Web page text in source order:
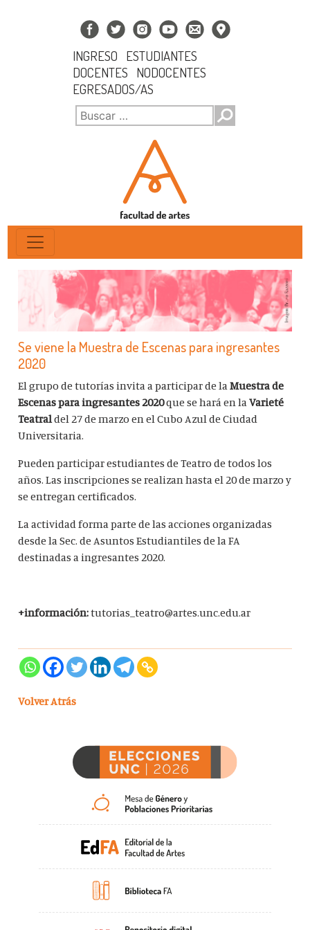
INGRESO
ESTUDIANTES
DOCENTES
NODOCENTES
EGRESADOS/AS
Se viene la Muestra de Escenas para ingresantes
2020
El grupo de tutorías invita a participar de laMuestra de
Escenas para ingresantes 2020que se hará en laVarieté
Teatraldel 27 de marzo en el Cubo Azul de Ciudad
Universitaria.
Pueden participar estudiantes de Teatro de todos los
años. Las inscripciones se realizan hasta el 20 de marzo y
se entregan certificados.
La actividad forma parte de las acciones organizadas
desde la Sec. de Asuntos Estudiantiles de la FA
destinadas a ingresantes 2020.
+información:tutorias_teatro@artes.unc.edu.ar
Volver Atrás